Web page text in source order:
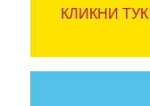
КЛИКНИ